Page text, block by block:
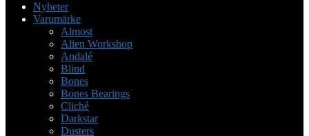
Nyheter
Varumärke
Almost
Alien Workshop
Andalé
Blind
Bones
Bones Bearings
Cliché
Darkstar
Dusters